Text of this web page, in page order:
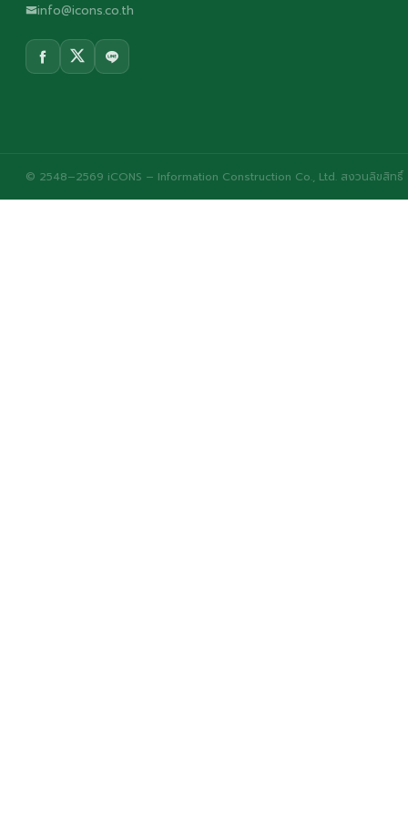
info@icons.co.th
© 2548–2569 iCONS – Information Construction Co., Ltd. สงวนลิขสิทธิ์